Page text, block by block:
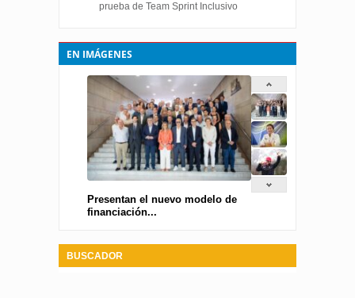
prueba de Team Sprint Inclusivo
EN IMÁGENES
Presentan el nuevo modelo de
financiación...
BUSCADOR